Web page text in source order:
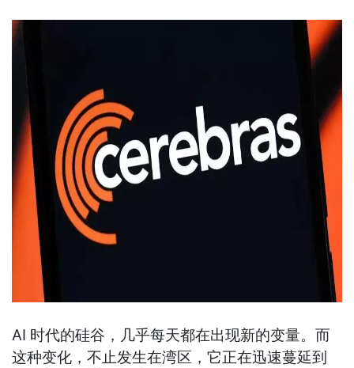
AI 时代的硅谷，几乎每天都在出现新的变量。而
这种变化，不止发生在湾区，它正在迅速蔓延到